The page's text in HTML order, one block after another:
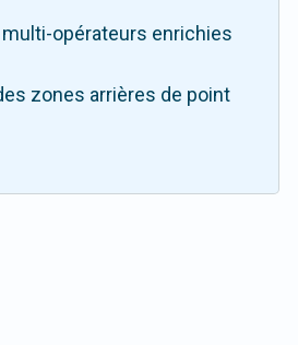
opérateurs enrichies
zones arrières de point